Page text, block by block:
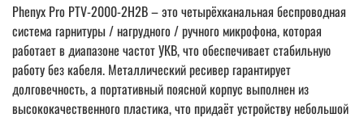
Phenyx Pro PTV-2000-2H2B – это четырёхканальная беспроводная
система гарнитуры / нагрудного / ручного микрофона, которая
работает в диапазоне частот УКВ, что обеспечивает стабильную
работу без кабеля. Металлический ресивер гарантирует
долговечность, а портативный поясной корпус выполнен из
высококачественного пластика, что придаёт устройству небольшой